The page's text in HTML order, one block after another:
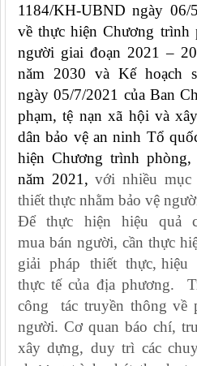
1184/KH-UBND ngày
về thực hiện Chương trình
người giai đoạn 2021 –
năm 2030 và Kế hoạch
ngày 05/7/2021 của Ban
phạm, tệ nạn xã hội và
dân bảo vệ an ninh Tổ
hiện Chương trình
năm 2021,với nhiều mục
thiết thực nhằm bảo vệ
Để thực hiện hiệu quả
mua bán người, cần thực
giải pháp thiết thực,
thực tế của địa
công tác truyền thông về
người. Cơ quan báo chí,
xây dựng, duy trì các